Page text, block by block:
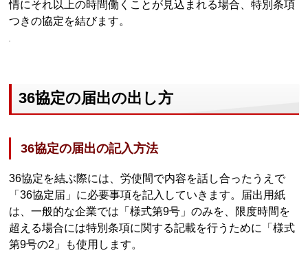
情にそれ以上の時間働くことが見込まれる場合、特別条項
つきの協定を結びます。
36協定の届出の出し方
36協定の届出の記入方法
36協定を結ぶ際には、労使間で内容を話し合ったうえで
「36協定届」に必要事項を記入していきます。届出用紙
は、一般的な企業では「様式第9号」のみを、限度時間を
超える場合には特別条項に関する記載を行うために「様式
第9号の2」も使用します。